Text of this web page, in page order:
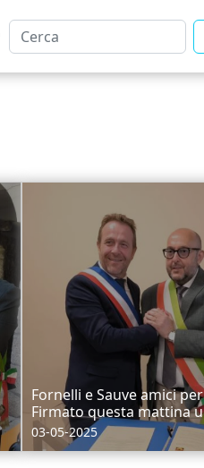
Fornelli e Sauve amici
Firmato questa mattina
03-05-2025